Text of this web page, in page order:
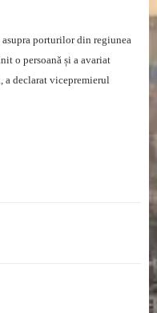
porturilor din regiunea
o persoană și a avariat
a declarat vicepremierul